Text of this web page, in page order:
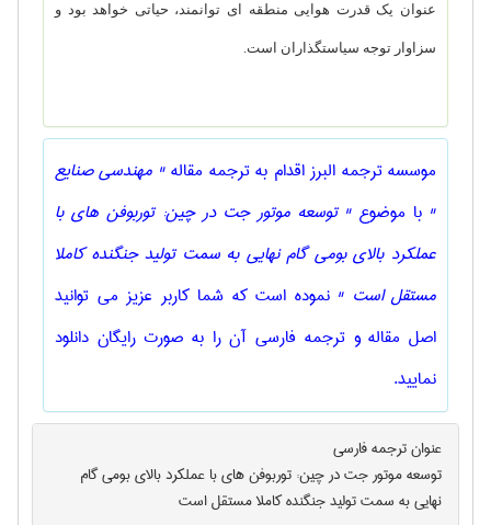
عنوان یک قدرت هوایی منطقه ای توانمند، حیاتی خواهد بود و
سزاوار توجه سیاستگذاران است.
موسسه ترجمه البرز اقدام به ترجمه مقاله" مهندسی صنايع
" با موضوع " توسعه موتور جت در چین: توربوفن های با
عملکرد بالای بومی گام نهایی به سمت تولید جنگنده کاملا
مستقل است " نموده است که شما کاربر عزیز می توانید
اصل مقاله و ترجمه فارسی آن را به صورت رایگان دانلود
نمایید.
عنوان ترجمه فارسی
توسعه موتور جت در چین: توربوفن های با عملکرد بالای بومی گام
نهایی به سمت تولید جنگنده کاملا مستقل است